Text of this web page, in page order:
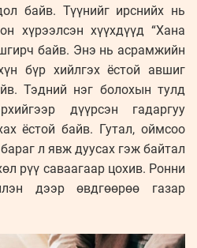
байв. Түүнийг ирснийх нь
хүрээлсэн хүүхдүүд “Хана
байв. Энэ нь асрамжийн
бүр хийлгэх ёстой авшиг
Тэдний нэг болохын тулд
дүүрсэн гадаргуу
ёстой байв. Гутал, оймсоо
л явж дуусах гэж байтал
рүү саваагаар цохив. Ронни
дээр өвдгөөрөө газар